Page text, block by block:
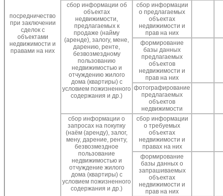
посредничество
при заключении
сделок с
объектами
недвижимости и
правами на них
сбор информации об
объектах
недвижимости,
предлагаемых к
продаже (найму
(аренде), залогу, мене,
дарению, ренте,
безвозмездному
пользованию
недвижимостью и
отчуждению жилого
дома (квартиры) с
условием пожизненного
содержания и др.)
сбор информации
о предлагаемых
объектах
недвижимости и
прав на них
формирование
базы данных
предлагаемых
объектов
недвижимости и
прав на них
фотографирование
предлагаемых
объектов
недвижимости
сбор информации о
запросах на покупку
(наём (аренду), залог,
мену, дарение, ренту,
безвозмездное
пользование
недвижимостью и
отчуждение жилого
дома (квартиры) с
условием пожизненного
содержания и др.)
сбор информации
о требуемых
объектах
недвижимости и
правах на них
формирование
базы данных о
запрашиваемых
объектах
недвижимости и
прав на них